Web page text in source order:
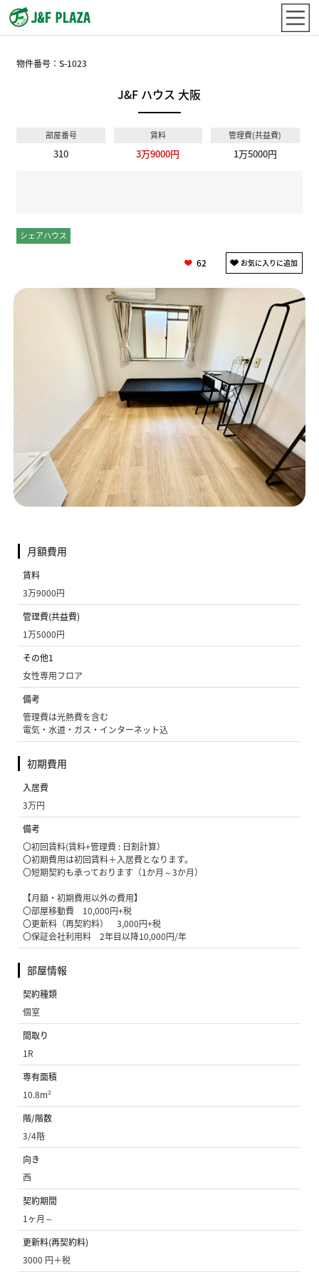
物件番号：S-1023
J&F ハウス 大阪
部屋番号
310
賃料
3万9000円
管理費(共益費)
1万5000円
シェアハウス
62
月額費用
賃料
3万9000円
管理費(共益費)
1万5000円
その他1
女性専用フロア
備考
管理費は光熱費を含む
電気・水道・ガス・インターネット込
初期費用
入居費
3万円
備考
〇初回賃料(賃料+管理費 : 日割計算）
〇初期費用は初回賃料＋入居費となります。
〇短期契約も承っております（1か月～3か月）
【月額・初期費用以外の費用】
〇部屋移動費 10,000円+税
〇更新料（再契約料） 3,000円+税
〇保証会社利用料 2年目以降10,000円/年
部屋情報
契約種類
個室
間取り
1R
専有面積
10.8m²
階/階数
3/4階
向き
西
契約期間
1ヶ月～
更新料(再契約料)
3000 円＋税